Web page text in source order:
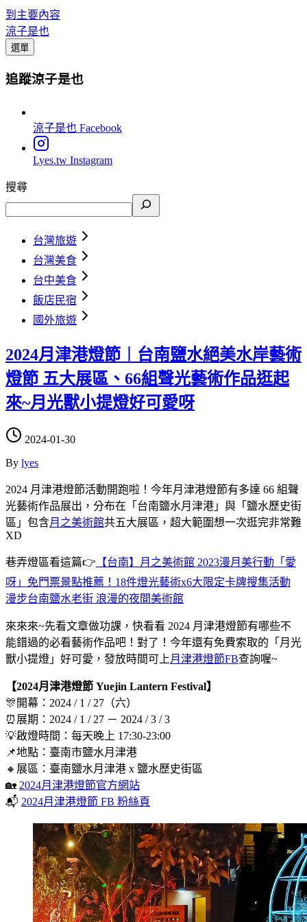
到主要內容
涼子是也
選單
追蹤涼子是也
涼子是也 Facebook
Lyes.tw Instagram
搜尋
台灣旅遊
台灣美食
台中美食
飯店民宿
國外旅遊
2024月津港燈節︱台南鹽水絕美水岸藝術
燈節 五大展區、66組聲光藝術作品逛起
來~月光獸小提燈好可愛呀
2024-01-30
By lyes
2024 月津港燈節活動開跑啦！今年月津港燈節有多達 66 組聲
光藝術作品展出，分布在「台南鹽水月津港」與「鹽水歷史街
區」包含月之美術館共五大展區，超大範圍想一次逛完非常難
XD
巷弄燈區看這篇👉 【台南】月之美術館 2023漫月美行動「愛
呀」免門票景點推薦！18件燈光藝術x6大限定卡牌搜集活動
漫步台南鹽水老街 浪漫的夜間美術館
來來來~先看文章做功課，快看看 2024 月津港燈節有哪些不
能錯過的必看藝術作品吧！對了！今年還有免費索取的「月光
獸小提燈」好可愛，發放時間可上 月津港燈節FB查詢喔~
【2024月津港燈節 Yuejin Lantern Festival】
🎊開幕：2024 / 1 / 27（六）​
⏰展期：2024 / 1 / 27 － 2024 / 3 / 3
💡啟燈時間：每天晚上 17:30-23:00
📌地點：臺南市鹽水月津港
🔸展區：臺南鹽水月津港 x 鹽水歷史街區
🏡 2024月津港燈節官方網站
📬 2024月津港燈節 FB 粉絲頁